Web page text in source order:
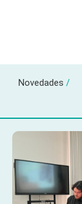
Novedades /